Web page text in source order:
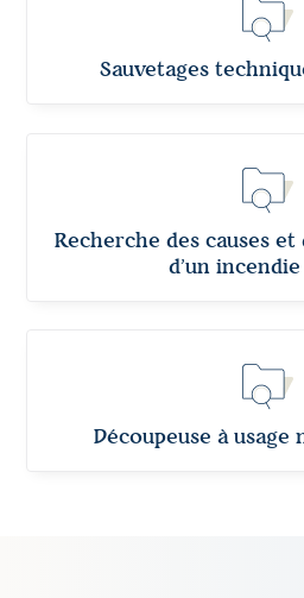
Sauvetages
Recherche des causes
d’un incendie
Découpeuse à usage